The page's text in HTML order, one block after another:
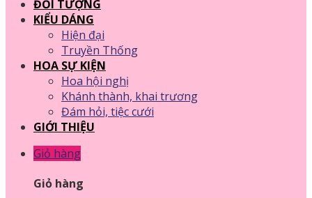
ĐỐI TƯỢNG
KIỂU DÁNG
Hiện đại
Truyền Thống
HOA SỰ KIỆN
Hoa hội nghị
Khánh thành, khai trương
Đám hỏi, tiệc cưới
GIỚI THIỆU
Giỏ hàng
Giỏ hàng